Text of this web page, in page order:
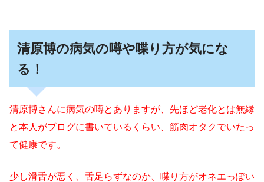
清原博の病気の噂や喋り方が気にな
る！
清原博さんに病気の噂とありますが、先ほど老化とは無縁
と本人がブログに書いているくらい、筋肉オタクでいたっ
て健康です。
少し滑舌が悪く、舌足らずなのか、喋り方がオネエっぽい